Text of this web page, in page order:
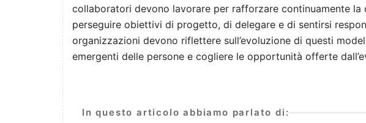
collaboratori devono lavorare per rafforzare continuamente la
perseguire obiettivi di progetto, di delegare e di sentirsi
organizzazioni devono riflettere sull’evoluzione di questi
emergenti delle persone e cogliere le opportunità offerte
In questo articolo abbiamo parlato di: